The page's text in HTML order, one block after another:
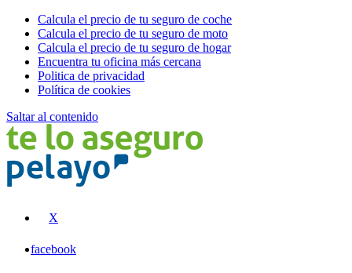
Calcula el precio de tu seguro de coche
Calcula el precio de tu seguro de moto
Calcula el precio de tu seguro de hogar
Encuentra tu oficina más cercana
Politica de privacidad
Política de cookies
Saltar al contenido
X
facebook